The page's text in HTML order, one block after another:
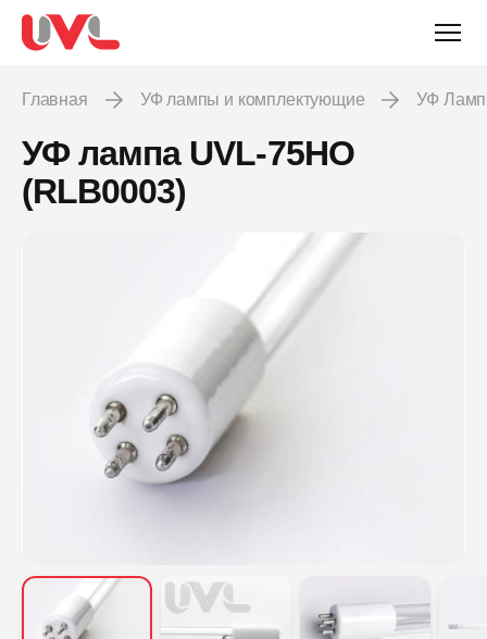
Главная УФ лампы и комплектующие УФ
УФ лампа UVL-75HO
(RLB0003)